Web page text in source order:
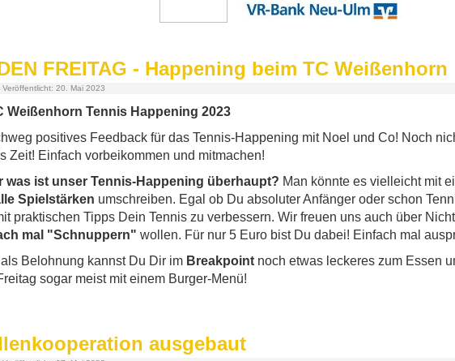
FREITAG - Happening beim TC Weißenhorn
Veröffentlicht: 20. Mai 2023
positives Feedback für das Tennis-Happening mit Noel und Co! Noch
Zeit! Einfach vorbeikommen und mitmachen!
was ist unser Tennis-Happening überhaupt? Man könnte es vielleicht mit
Spielstärken umschreiben. Egal ob Du absoluter Anfänger oder schon
praktischen Tipps Dein Tennis zu verbessern. Wir freuen uns auch über
mal "Schnuppern" wollen. Für nur 5 Euro bist Du dabei! Einfach mal
Belohnung kannst Du Dir im Breakpoint noch etwas leckeres zum Essen
sogar meist mit einem Burger-Menü!
ausgebaut